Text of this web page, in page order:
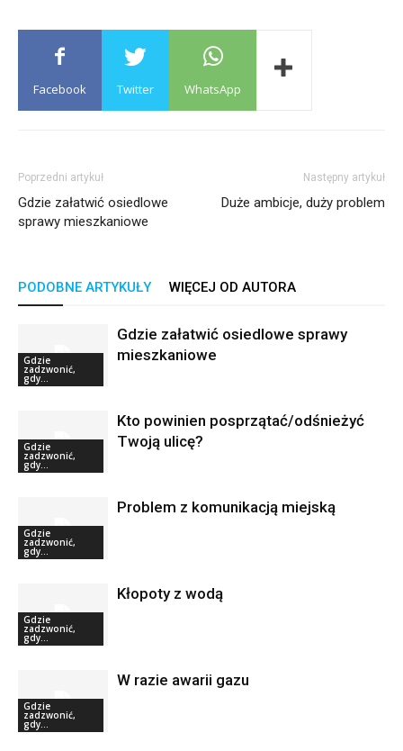
Facebook Twitter WhatsApp
Poprzedni artykuł
Gdzie załatwić osiedlowe
sprawy mieszkaniowe
Następny artykuł
Duże ambicje, duży problem
PODOBNE ARTYKUŁY WIĘCEJ OD AUTORA
Gdzie
zadzwonić,
gdy...
Gdzie załatwić osiedlowe sprawy
mieszkaniowe
Gdzie
zadzwonić,
gdy...
Kto powinien posprzątać/odśnieżyć
Twoją ulicę?
Gdzie
zadzwonić,
gdy...
Problem z komunikacją miejską
Gdzie
zadzwonić,
gdy...
Kłopoty z wodą
Gdzie
zadzwonić,
gdy...
W razie awarii gazu